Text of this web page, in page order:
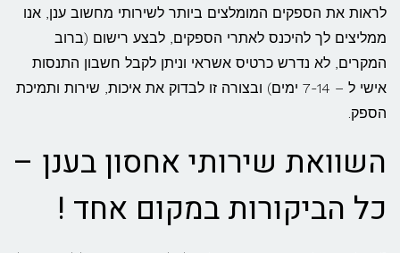
לראות את הספקים המומלצים ביותר לשירותי מחשוב ענן, אנו
ממליצים לך להיכנס לאתרי הספקים, לבצע רישום (ברוב
המקרים, לא נדרש כרטיס אשראי וניתן לקבל חשבון התנסות
אישי ל – 7-14 ימים) ובצורה זו לבדוק את איכות, שירות ותמיכת
הספק.
השוואת שירותי אחסון בענן –
כל הביקורות במקום אחד !